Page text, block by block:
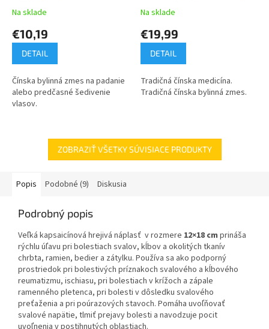
VRKOČA
Na sklade
€10,19
DETAIL
Čínska bylinná zmes na padanie
alebo predčasné šedivenie
vlasov.
Herbs
Na sklade
€19,99
DETAIL
Tradičná čínska medicína.
Tradičná čínska bylinná zmes.
ZOBRAZIŤ VŠETKY SÚVISIACE PRODUKTY
Popis Podobné (9) Diskusia
Podrobný popis
Veľká kapsaicínová hrejivá náplasť v rozmere 12×18 cm prináša
rýchlu úľavu pri bolestiach svalov, kĺbov a okolitých tkanív
chrbta, ramien, bedier a zátylku. Používa sa ako podporný
prostriedok pri bolestivých príznakoch svalového a kĺbového
reumatizmu, ischiasu, pri bolestiach v krížoch a zápale
ramenného pletenca, pri bolesti v dôsledku svalového
preťaženia a pri poúrazových stavoch. Pomáha uvoľňovať
svalové napätie, tlmiť prejavy bolesti a navodzuje pocit
uvoľnenia v postihnutých oblastiach.